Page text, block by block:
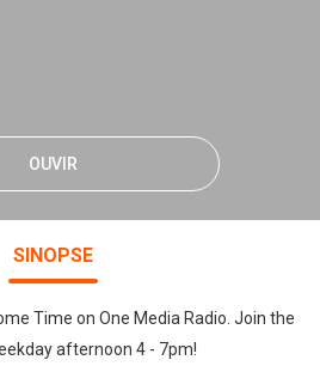
OUVIR
SINOPSE
Time on One Media Radio. Join the
afternoon 4 - 7pm!